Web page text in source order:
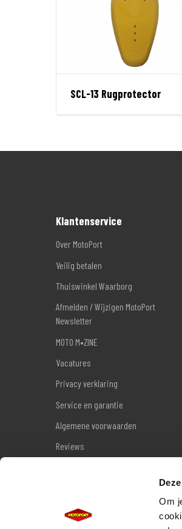
Om
SCL-13 Rugprotector
Klantenservice
Over MotoPort
Veilig betalen
Thuiswinkel Waarborg
Afmelden / Wijzigen MotoPort
Newsletter
MOTO M•ZINE
Vacatures
Privacy verklaring
Service en garantie
Algemene voorwaarden
Reviews